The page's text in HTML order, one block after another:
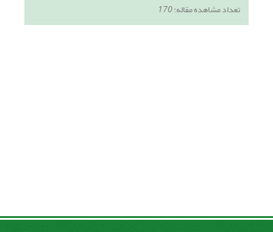
تعداد مشاهده مقاله:170